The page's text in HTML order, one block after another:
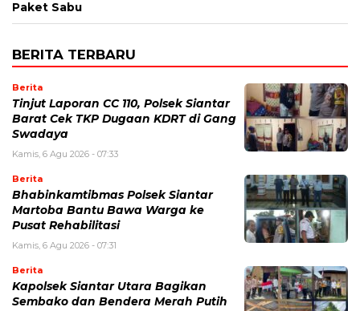
Paket Sabu
BERITA TERBARU
Berita
Tinjut Laporan CC 110, Polsek Siantar
Barat Cek TKP Dugaan KDRT di Gang
Swadaya
Kamis, 6 Agu 2026 - 07:33
Berita
Bhabinkamtibmas Polsek Siantar
Martoba Bantu Bawa Warga ke
Pusat Rehabilitasi
Kamis, 6 Agu 2026 - 07:31
Berita
Kapolsek Siantar Utara Bagikan
Sembako dan Bendera Merah Putih